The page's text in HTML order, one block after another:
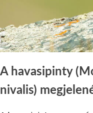
A havasipinty
nivalis)